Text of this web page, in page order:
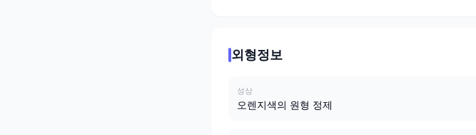
외형정보
성상
오렌지색의 원형 정제